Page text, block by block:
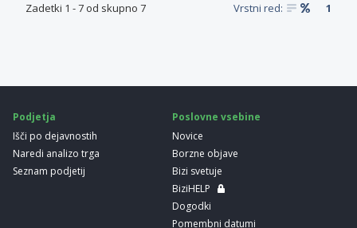
Zadetki 1 -7 od skupno 7 Vrstni red: 1
Podjetja
Išči po dejavnostih
Naredi analizo trga
Seznam podjetij
Poslovne vsebine
Novice
Borzne objave
Bizi svetuje
BiziHELP
Dogodki
Pomembni datumi